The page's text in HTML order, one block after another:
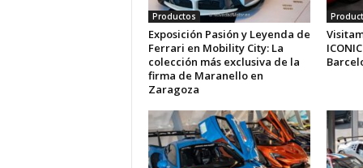
Productos
Exposición Pasión y Leyenda de
Ferrari en Mobility City: La
colección más exclusiva de la
firma de Maranello en
Zaragoza